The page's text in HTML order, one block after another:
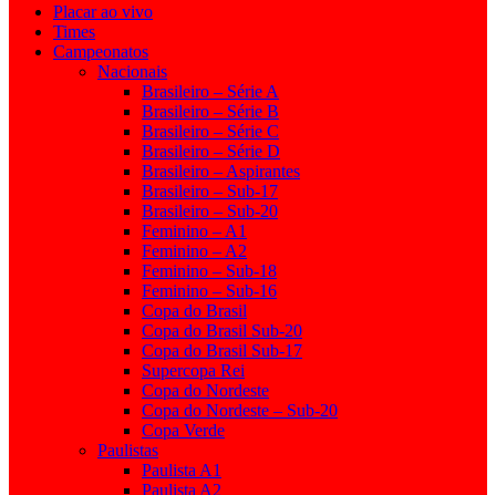
Placar ao vivo
Times
Campeonatos
Nacionais
Brasileiro – Série A
Brasileiro – Série B
Brasileiro – Série C
Brasileiro – Série D
Brasileiro – Aspirantes
Brasileiro – Sub-17
Brasileiro – Sub-20
Feminino – A1
Feminino – A2
Feminino – Sub-18
Feminino – Sub-16
Copa do Brasil
Copa do Brasil Sub-20
Copa do Brasil Sub-17
Supercopa Rei
Copa do Nordeste
Copa do Nordeste – Sub-20
Copa Verde
Paulistas
Paulista A1
Paulista A2